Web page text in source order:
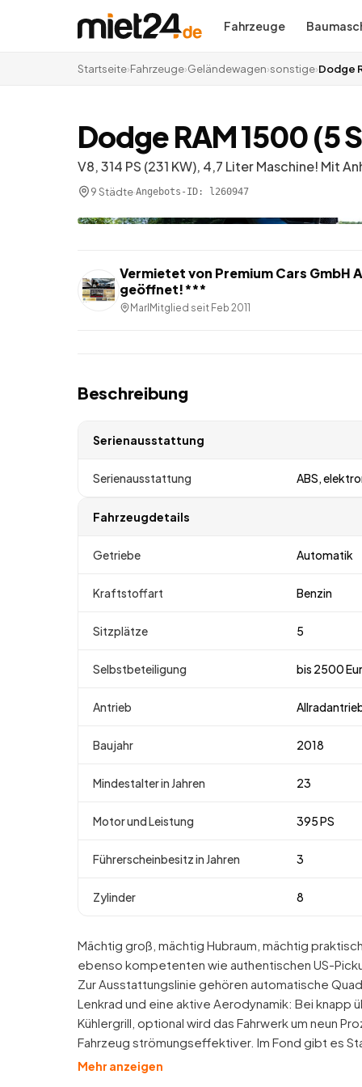
Fahrzeuge
Startseite›Fahrzeuge›Geländewagen›sonstige›Dodge
Dodge RAM 1500 (5
V8, 314 PS (231 KW), 4,7 Liter Maschine! Mit
9 Städte·Angebots-ID: l260947
Vermietet von Premium Cars
geöffnet!***
Marl Mitglied seit Feb 2011
Beschreibung
Serienausstattung
Serienausstattung ABS,
Fahrzeugdetails
Getriebe Automatik
Kraftstoffart Benzin
Sitzplätze 5
Selbstbeteiligung bis 2500
Antrieb
Baujahr 2018
Mindestalter in Jahren 23
Motor und Leistung 395 PS
Führerscheinbesitz in Jahren 3
Zylinder 8
Mächtig groß, mächtig Hubraum, mächtig
ebenso kompetenten wie authentischen US-
Zur Ausstattungslinie gehören automatische
Lenkrad und eine aktive Aerodynamik: Bei knapp
Kühlergrill, optional wird das Fahrwerk um neun
Fahrzeug strömungseffektiver. Im Fond gibt es
Mehr anzeigen